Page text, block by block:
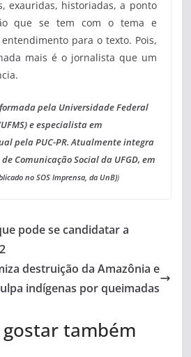
exauridas, historiadas, a ponto
que se tem com o tema e
para o texto. Pois,
mais é o jornalista que um
pela Universidade Federal
e especialista em
pela PUC-PR. Atualmente integra
Comunicação Social da UFGD, em
no SOS Imprensa, da UnB))
pode se candidatar a
destruição da Amazônia e
indígenas por queimadas
também